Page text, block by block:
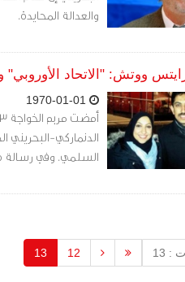
والعدالة المحايدة.
ووتش: "الاتحاد الأوروبي"
الدنماركي-
السلمي. وفي رسالة صادمة بتاريخ 19 فبراير/شباط،
13
12
13